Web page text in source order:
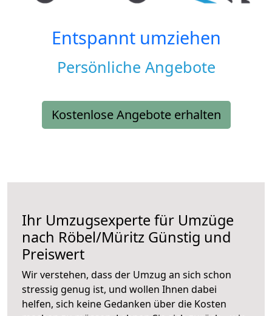
Entspannt umziehen
Persönliche Angebote
Kostenlose Angebote erhalten
Ihr Umzugsexperte für Umzüge
nach Röbel/Müritz Günstig und
Preiswert
Wir verstehen, dass der Umzug an sich schon
stressig genug ist, und wollen Ihnen dabei
helfen, sich keine Gedanken über die Kosten